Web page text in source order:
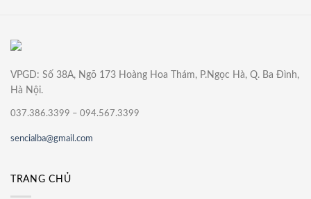
VPGD: Số 38A, Ngõ 173 Hoàng Hoa Thám, P.Ngọc Hà, Q. Ba Đình,
Hà Nội.
037.386.3399 – 094.567.3399
sencialba@gmail.com
TRANG CHỦ